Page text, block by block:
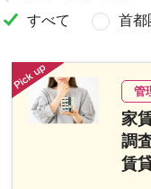
すべて
首都
管
家
調
賃